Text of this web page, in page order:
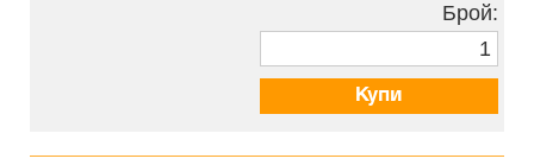
Брой:
Купи